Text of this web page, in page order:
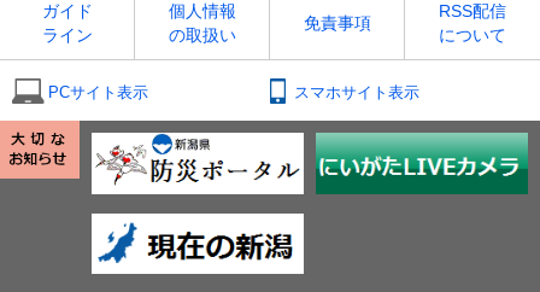
ガイド
ライン
個人情報
の取扱い
免責事項
RSS配信
について
PCサイト表示 スマホサイト表示